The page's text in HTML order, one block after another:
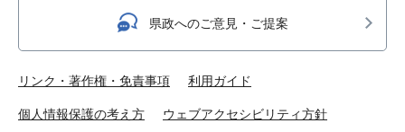
県政へのご意見・ご提案
リンク・著作権・免責事項 利用ガイド
個人情報保護の考え方 ウェブアクセシビリティ方針